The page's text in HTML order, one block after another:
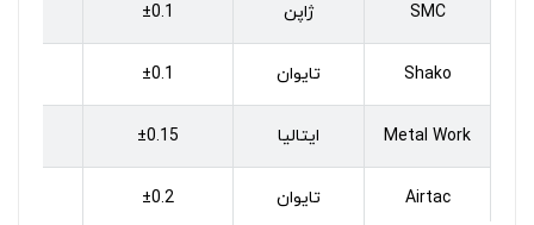
SMC ژاپن ±0.1
Shako تایوان ±0.1
Metal Work ایتالیا ±0.15
Airtac تایوان ±0.2